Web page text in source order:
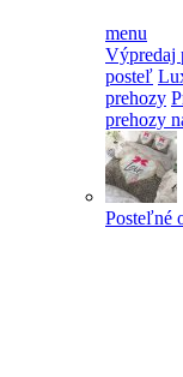
menu
Výpredaj
posteľ
prehozy
prehozy
Posteľné